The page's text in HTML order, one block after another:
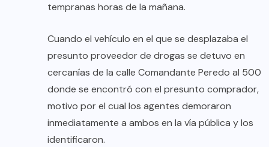
tempranas horas de la mañana.
Cuando el vehículo en el que se desplazaba el
presunto proveedor de drogas se detuvo en
cercanías de la calle Comandante Peredo al 500
donde se encontró con el presunto comprador,
motivo por el cual los agentes demoraron
inmediatamente a ambos en la vía pública y los
identificaron.